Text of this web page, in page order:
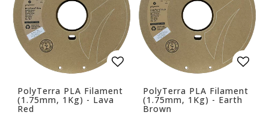
PolyTerra PLA Filament
(1.75mm, 1Kg) - Lava
Red
PolyTerra PLA Filament
(1.75mm, 1Kg) - Earth
Brown